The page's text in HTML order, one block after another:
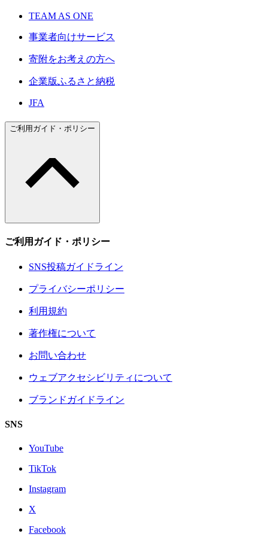
TEAM AS ONE
事業者向けサービス
寄附をお考えの方へ
企業版ふるさと納税
JFA
ご利用ガイド・ポリシー
ご利用ガイド・ポリシー
SNS投稿ガイドライン
プライバシーポリシー
利用規約
著作権について
お問い合わせ
ウェブアクセシビリティについて
ブランドガイドライン
SNS
YouTube
TikTok
Instagram
X
Facebook